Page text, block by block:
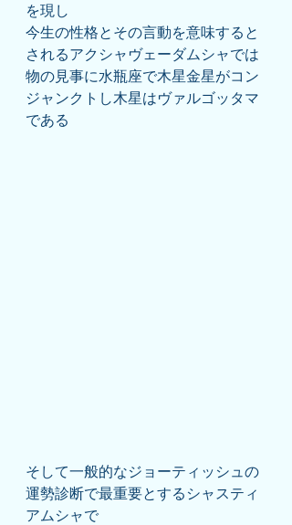
を現し
今生の性格とその言動を意味すると
されるアクシャヴェーダムシャでは
物の見事に水瓶座で木星金星がコン
ジャンクトし木星はヴァルゴッタマ
である
そして一般的なジョーティッシュの
運勢診断で最重要とするシャスティ
アムシャで